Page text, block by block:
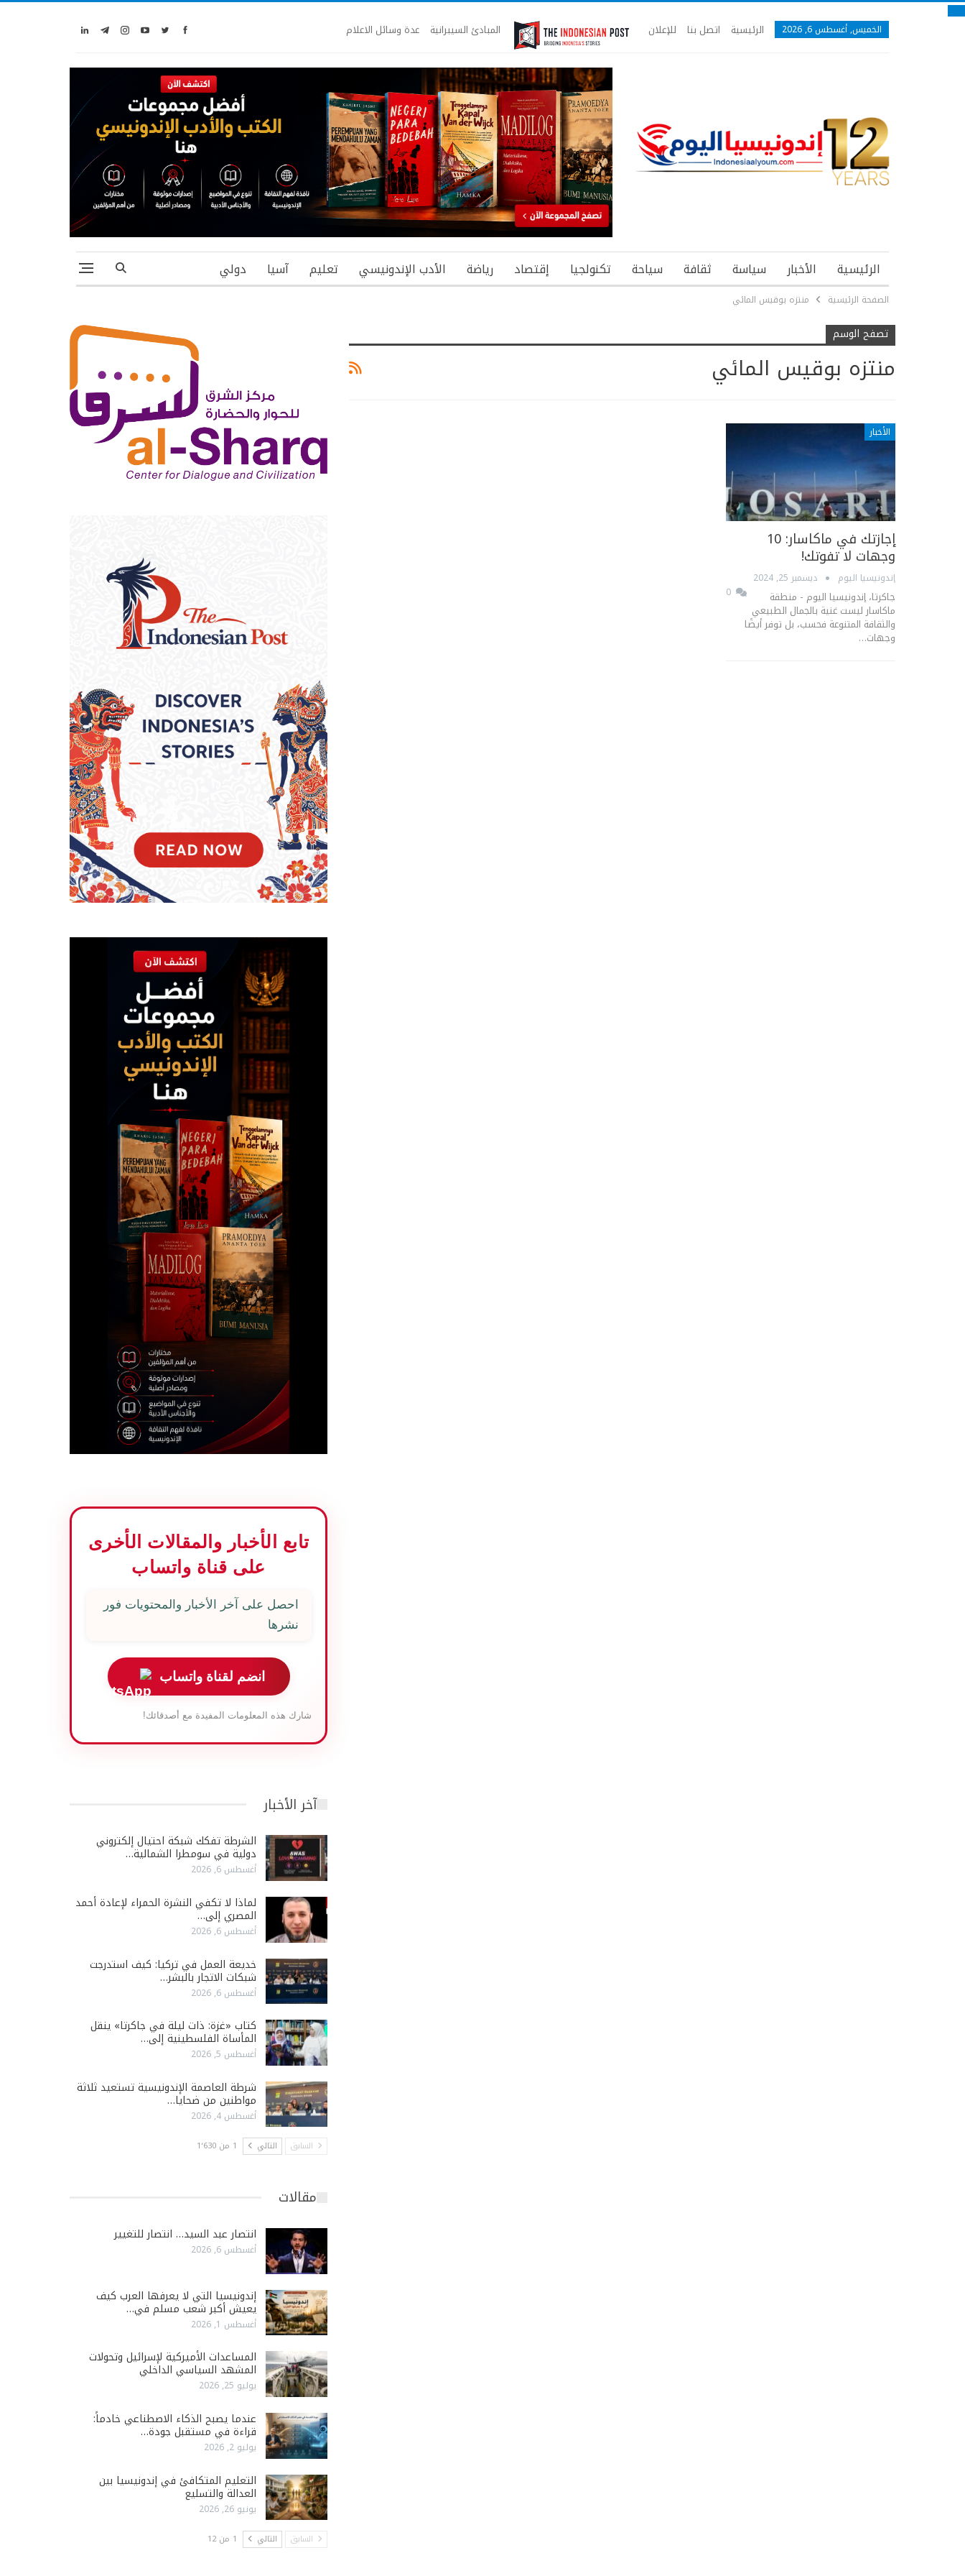
الخميس, أغسطس 6, 2026 الرئيسية اتصل بنا للإعلان المبادئ السيبرانية عدة وسائل الاعلام
الرئيسية الأخبار سياسة ثقافة سياحة تكنولجيا إقتصاد رياضة الأدب الإندونيسي تعليم آسيا دولي
الصفحة الرئيسية منتزه بوقيس المائي
تصفح الوسم
منتزه بوقيس المائي
الأخبار
إجازتك في ماكاسار: 10
وجهات لا تفوتك!
إندونيسيا اليوم
ديسمبر 25, 2024
جاكرتا، إندونيسيا اليوم - منطقة
ماكاسار ليست غنية بالجمال الطبيعي
والثقافة المتنوعة فحسب، بل توفر أيضًا
وجهات…
تابع الأخبار والمقالات الأخرى
على قناة واتساب
احصل على آخر الأخبار والمحتويات فور
نشرها
انضم لقناة واتساب
شارك هذه المعلومات المفيدة مع أصدقائك!
آخر الأخبار
الشرطة تفكك شبكة احتيال إلكتروني
دولية في سومطرا الشمالية…
أغسطس 6, 2026
لماذا لا تكفي النشرة الحمراء لإعادة أحمد
المصري إلى…
أغسطس 6, 2026
خديعة العمل في تركيا: كيف استدرجت
شبكات الاتجار بالبشر…
أغسطس 6, 2026
كتاب «غزة: ذات ليلة في جاكرتا» ينقل
المأساة الفلسطينية إلى…
أغسطس 5, 2026
شرطة العاصمة الإندونيسية تستعيد ثلاثة
مواطنين من ضحايا…
أغسطس 4, 2026
السابق التالي 1 من 1٬630
مقالات
انتصار عبد السيد… انتصار للتغيير
أغسطس 6, 2026
إندونيسيا التي لا يعرفها العرب كيف
يعيش أكبر شعب مسلم في…
أغسطس 1, 2026
المساعدات الأميركية لإسرائيل وتحولات
المشهد السياسي الداخلي
يوليو 25, 2026
عندما يصبح الذكاء الاصطناعي خادماً:
قراءة في مستقبل جودة…
يوليو 2, 2026
التعليم المتكافئ في إندونيسيا بين
العدالة والتسليع
يونيو 26, 2026
السابق التالي 1 من 12